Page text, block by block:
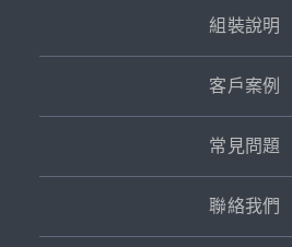
組裝說明
客戶案例
常見問題
聯絡我們